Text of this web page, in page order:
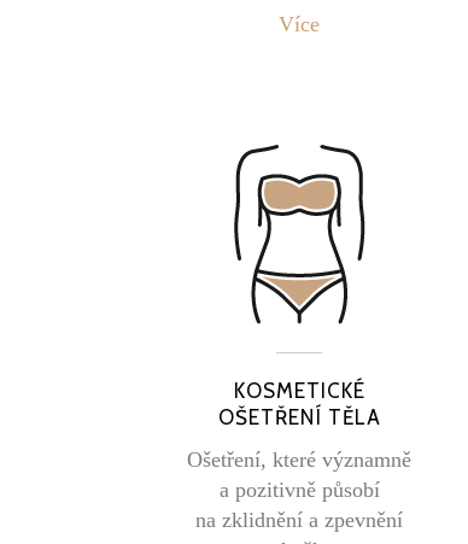
Více
KOSMETICKÉ
OŠETŘENÍ TĚLA
Ošetření, které významně
a pozitivně působí
na zklidnění a zpevnění